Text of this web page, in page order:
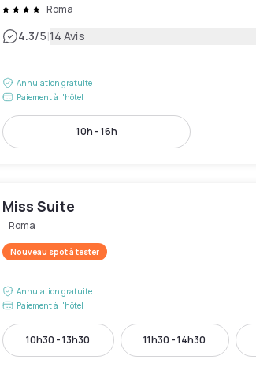
Roma
4.3/5|14 Avis
Annulation gratuite
Paiement à l'hôtel
10h - 16h
Miss Suite
Roma
Nouveau spot à tester
Annulation gratuite
Paiement à l'hôtel
10h30 - 13h30 11h30 - 14h30